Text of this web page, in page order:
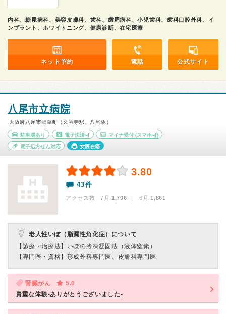
内科、糖尿病科、美容皮膚科、歯科、歯周病科、小児歯科、歯科口腔外科、イ
ンプラント、ホワイトニング、健康診断、在宅医療
ネット予約 電話 公式サイト
八尾市立病院
大阪府八尾市龍華町（久宝寺駅、八尾駅）
駐車場あり 電子決済可 マイナ受付 (スマホ可)
電子処方せん対応 女医在籍
3.80
43件
アクセス数 7月:1,706 | 6月:1,861
老人性いぼ（脂漏性角化症）について
【診療・治療法】 いぼの冷凍凝固法（液体窒素）
【専門医・資格】 形成外科専門医、皮膚科専門医
腎臓がん
5.0
貴重な体験-ありがとうございました-